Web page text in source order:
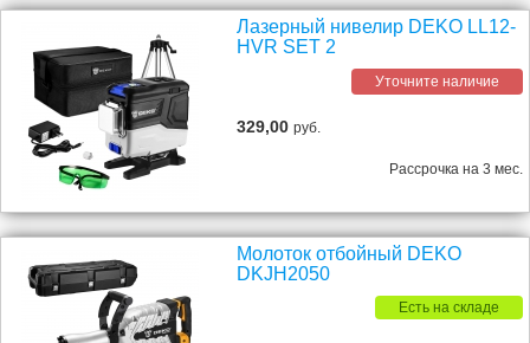
Лазерный нивелир DEKO LL12-
HVR SET 2
Уточните наличие
329,00руб.
Рассрочка на 3 мес.
Молоток отбойный DEKO
DKJH2050
Есть на складе